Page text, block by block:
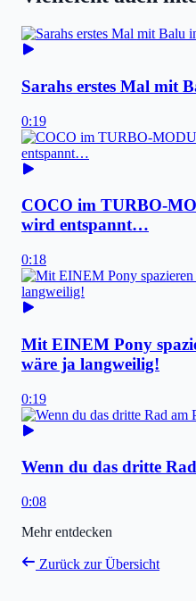
Sarahs erstes Mal mit
0:19
COCO im TURBO-
wird entspannt…
0:18
Mit EINEM Pony
wäre ja langweilig!
0:19
Wenn du das dritte
0:08
Mehr entdecken
Zurück zur Übersicht